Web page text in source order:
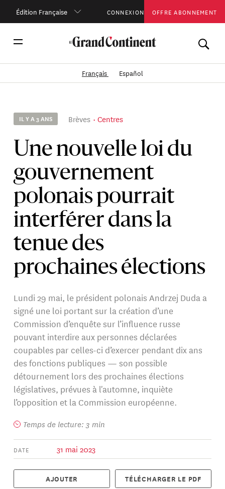
Édition Française CONNEXION OFFRE ABONNEMENT
Français Español
IL Y A 3 ANS Brèves Centres
Une nouvelle loi du
gouvernement
polonais pourrait
interférer dans la
tenue des
prochaines élections
Lundi 29 mai, le président polonais Andrzej Duda a
signé une loi portant sur la création d’une
Commission d’enquête sur l’influence russe
pouvant interdire aux personnes déclarées
coupables par celles-ci d’exercer pendant dix ans
des fonctions publiques — son possible
détournement lors des prochaines élections
législatives, prévues à l'automne, inquiète
l’opposition et la Commission européenne.
Temps de lecture: 3 min
DATE 31 mai 2023
AJOUTER TÉLÉCHARGER LE PDF